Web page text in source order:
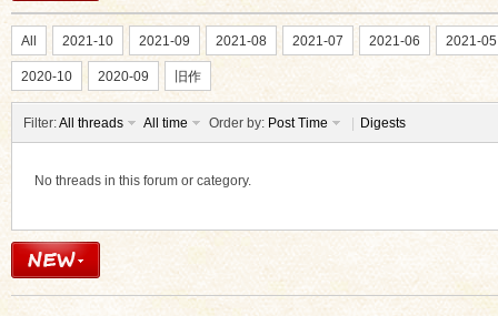
All 2021-10 2021-09 2021-08 2021-07 2021-06 2021-05
2020-10 2020-09 旧作
Filter:All threads All time Order by: Post Time Digests
No threads in this forum or category.